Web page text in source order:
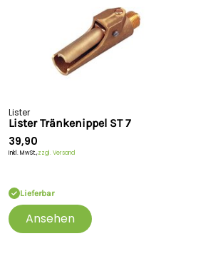
Lister
Lister Tränkenippel ST 7
39,90
Inkl. MwSt.,zzgl. Versand
Lieferbar
Ansehen